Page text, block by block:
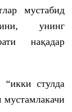
мустабид
унинг
нақадар
стулда